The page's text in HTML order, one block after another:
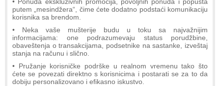
putem „mesindžera“, čime ćete dodatno podstaći komunikaciju
korisnika sa brendom.
• Neka vaše mušterije budu u toku sa najvažnijim
informacijama: one podrazumevaju status porudžbine,
obaveštenja o transakcijama, podsetnike na sastanke, izveštaj
stanja na računu i slično.
• Pružanje korisničke podrške u realnom vremenu tako što
ćete se povezati direktno s korisnicima i postarati se za to da
dobiju personalizovano i efikasno iskustvo.